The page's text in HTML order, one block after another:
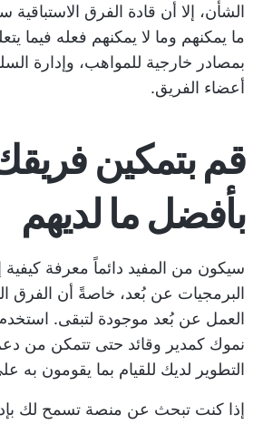
الشأن، إلا أن قادة الفرق
ما يمكنهم وما لا يمكنهم فعله فيما
بمصادر خارجية للمواهب، وإدارة
أعضاء الفريق.
قم بتمكين
بأفضل ما لديهم
سيكون من المفيد دائماً معرفة كيفية
البرمجيات عن بُعد، خاصةً أن الفرق
العمل عن بُعد موجودة لتبقى.
نموك كمدير وقائد حتى تتمكن من
التطوير لديك للقيام بما يقومون
إذا كنت تبحث عن منصة تسمح لك